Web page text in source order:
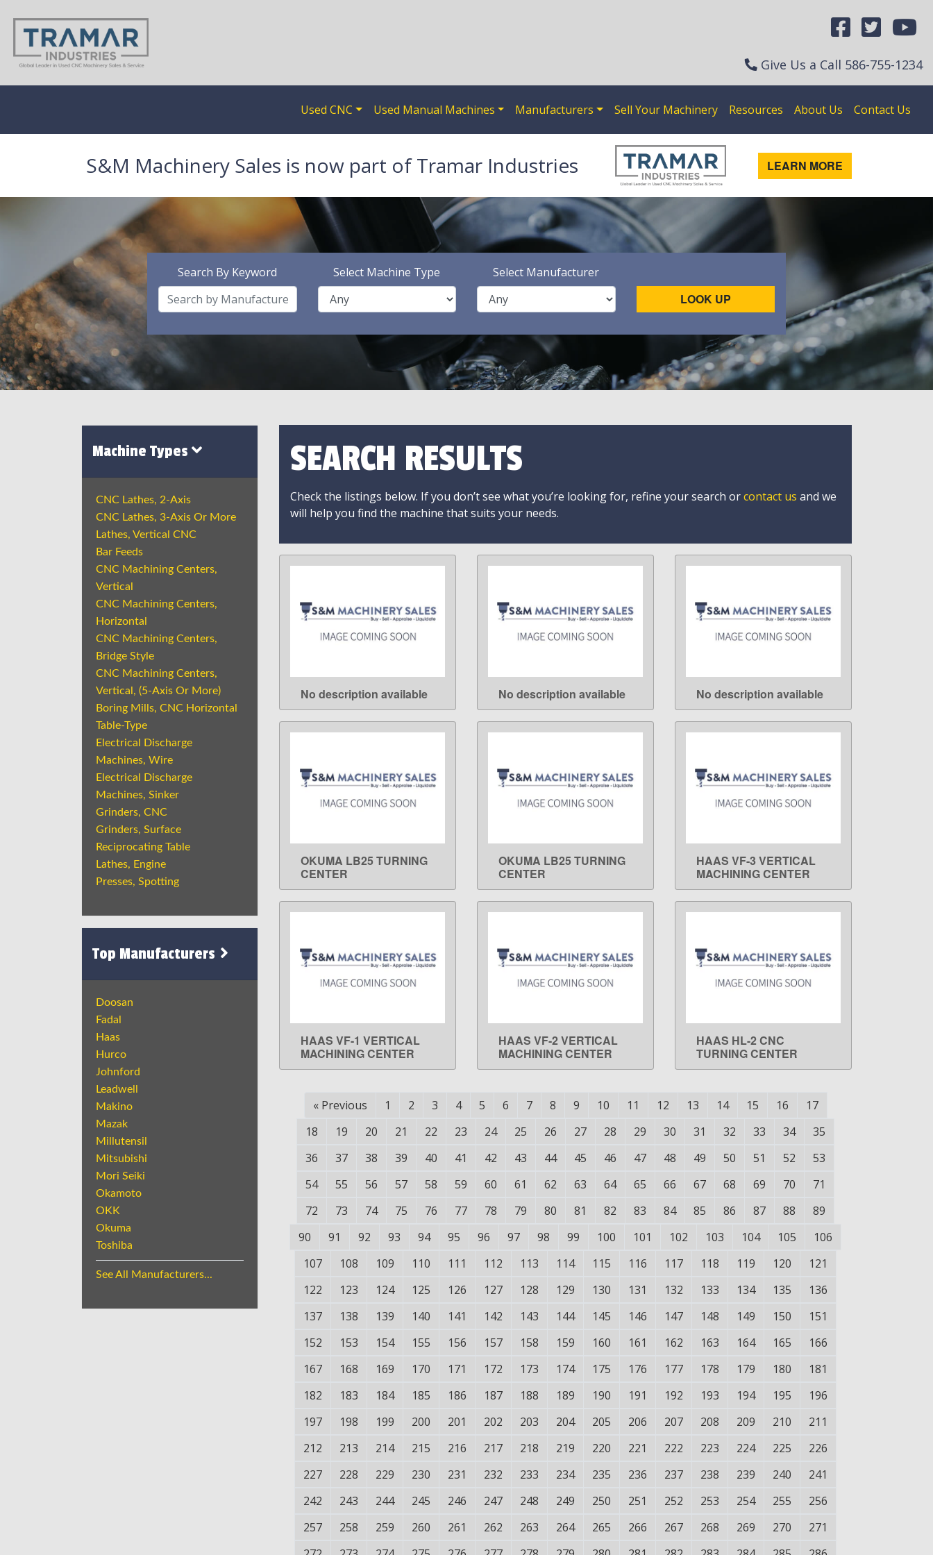
Give Us a Call 586-755-1234
Used CNC Used Manual Machines Manufacturers Sell Your Machinery Resources About Us Contact Us
S&M Machinery Sales is now part of Tramar Industries LEARN MORE
Search By Keyword Select Machine Type Select Manufacturer
LOOK UP
Machine Types
CNC Lathes, 2-Axis
CNC Lathes, 3-Axis Or More
Lathes, Vertical CNC
Bar Feeds
CNC Machining Centers,
Vertical
CNC Machining Centers,
Horizontal
CNC Machining Centers,
Bridge Style
CNC Machining Centers,
Vertical, (5-Axis Or More)
Boring Mills, CNC Horizontal
Table-Type
Electrical Discharge
Machines, Wire
Electrical Discharge
Machines, Sinker
Grinders, CNC
Grinders, Surface
Reciprocating Table
Lathes, Engine
Presses, Spotting
Top Manufacturers
Doosan
Fadal
Haas
Hurco
Johnford
Leadwell
Makino
Mazak
Millutensil
Mitsubishi
Mori Seiki
Okamoto
OKK
Okuma
Toshiba
See All Manufacturers...
SEARCH RESULTS
Check the listings below. If you don’t see what you’re looking for, refine your search orcontact us and we
will help you find the machine that suits your needs.
LEARN MORE
No description available LEARN MORE
No description available LEARN MORE
No description available
LEARN MORE
OKUMA LB25 TURNING
CENTER
LEARN MORE
OKUMA LB25 TURNING
CENTER
LEARN MORE
HAAS VF-3 VERTICAL
MACHINING CENTER
LEARN MORE
HAAS VF-1 VERTICAL
MACHINING CENTER
LEARN MORE
HAAS VF-2 VERTICAL
MACHINING CENTER
LEARN MORE
HAAS HL-2 CNC
TURNING CENTER
« Previous 1 2 3 4 5 6 7 8 9 10 11 12 13 14 15 16
17
18
19 20 21 22 23 24 25 26 27 28 29 30 31 32 33 34
35
36
37 38 39 40 41 42 43 44 45 46 47 48 49 50 51 52
53
54
55 56 57 58 59 60 61 62 63 64 65 66 67 68 69 70
71
72
73 74 75 76 77 78 79 80 81 82 83 84 85 86 87 88
89
90
91 92 93 94 95 96 97 98 99 100 101 102 103 104 105
106
107
108 109 110 111 112 113 114 115 116 117 118 119 120
121
122
123 124 125 126 127 128 129 130 131 132 133 134 135
136
137
138 139 140 141 142 143 144 145 146 147 148 149 150
151
152
153 154 155 156 157 158 159 160 161 162 163 164 165
166
167
168 169 170 171 172 173 174 175 176 177 178 179 180
181
182
183 184 185 186 187 188 189 190 191 192 193 194 195
196
197
198 199 200 201 202 203 204 205 206 207 208 209 210
211
212
213 214 215 216 217 218 219 220 221 222 223 224 225
226
227
228 229 230 231 232 233 234 235 236 237 238 239 240
241
242
243 244 245 246 247 248 249 250 251 252 253 254 255
256
257
258 259 260 261 262 263 264 265 266 267 268 269 270
271